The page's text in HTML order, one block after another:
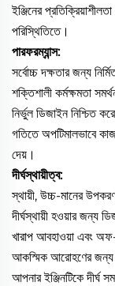
ইঞ্জিনের
পরিস্থিতিতে।
পারফরম্যান্স:
সর্বোচ্চ দক্ষতার জন্য
শক্তিশালী কর্মক্ষমতা
নির্ভুল ডিজাইন নিশ্চিত
গতিতে অপটিমালভাবে
দেয়।
দীর্ঘস্থায়ীত্ব:
স্থায়ী, উচ্চ-মানের
দীর্ঘস্থায়ী হওয়ার জন্য
খারাপ আবহাওয়া এবং
আকস্মিক আরোহণের জন্য
আপনার ইঞ্জিনটিকে দীর্ঘ